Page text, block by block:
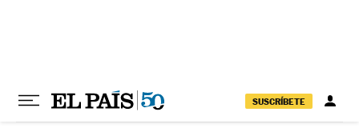
SUSCRÍBETE